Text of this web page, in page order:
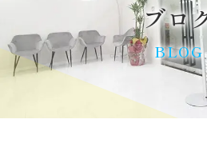
ブロ
BLOG